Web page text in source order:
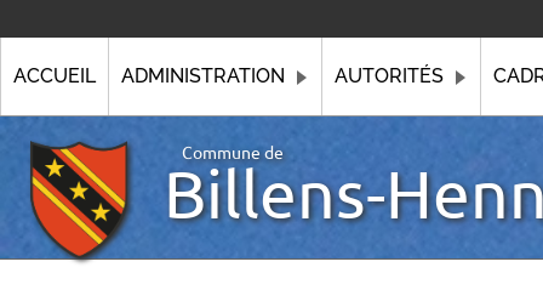
ACCUEIL ADMINISTRATION AUTORITÉS
Commune de
Billens-